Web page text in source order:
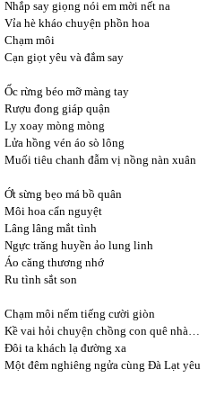
Nhắp say giọng nói em mời nết na
Vỉa hè kháo chuyện phồn hoa
Chạm môi
Cạn giọt yêu và đắm say
Ốc rừng béo mỡ màng tay
Rượu đong giáp quận
Ly xoay mòng mòng
Lửa hồng vén áo sò lông
Muối tiêu chanh đẫm vị nồng nàn xuân
Ớt sừng bẹo má bồ quân
Môi hoa cẩn nguyệt
Lâng lâng mắt tình
Ngực trăng huyền ảo lung linh
Áo căng thương nhớ
Ru tình sắt son
Chạm môi nếm tiếng cười giòn
Kề vai hỏi chuyện chồng con quê nhà…
Đôi ta khách lạ đường xa
Một đêm nghiêng ngửa cùng Đà Lạt yêu